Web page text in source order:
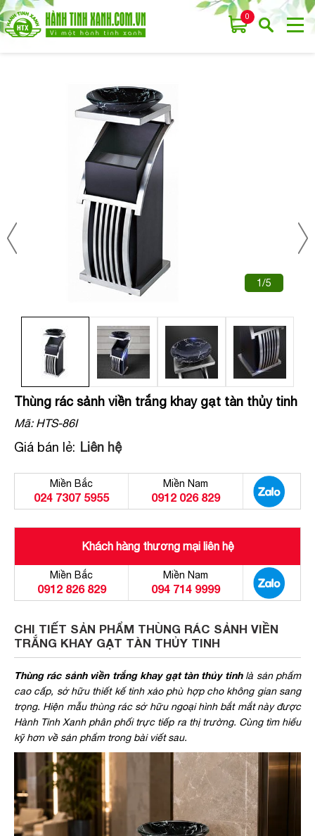
0
1/5
Thùng rác sảnh viền trắng khay gạt tàn thủy tinh
Mã:HTS-86I
Giá bán lẻ: Liên hệ
Miền Bắc
024 7307 5955
Miền Nam
0912 026 829
Khách hàng thương mại liên hệ
Miền Bắc
0912 826 829
Miền Nam
094 714 9999
CHI TIẾT SẢN PHẨM THÙNG RÁC SẢNH VIỀN
TRẮNG KHAY GẠT TÀN THỦY TINH
Thùng rác sảnh viền trắng khay gạt tàn thủy tinhlà sản phẩm
cao cấp, sở hữu thiết kế tinh xảo phù hợp cho không gian sang
trọng. Hiện mẫu thùng rác sở hữu ngoại hình bắt mắt này được
Hành Tinh Xanh phân phối trực tiếp ra thị trường. Cùng tìm hiểu
kỹ hơn về sản phẩm trong bài viết sau.